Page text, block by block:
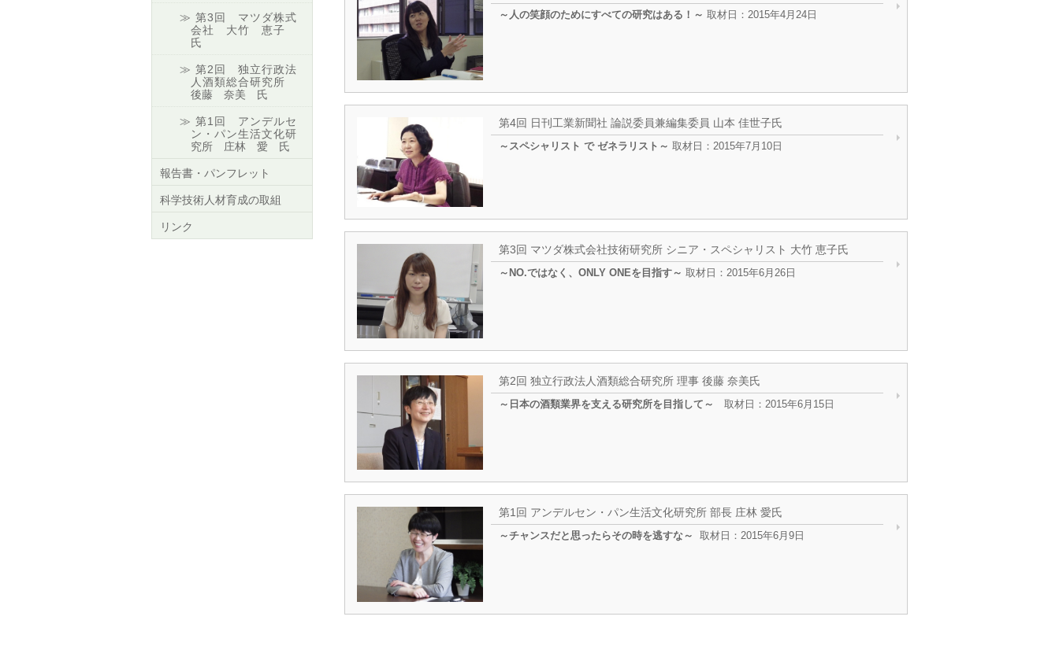
～人の笑顔のためにすべての研究はある！～取材日：2015年4月24日
第4回 日刊工業新聞社 論説委員兼編集委員 山本 佳世子氏
～スペシャリスト で ゼネラリスト～ 取材日：2015年7月10日
第3回 マツダ株式会社技術研究所 シニア・スペシャリスト 大竹 恵子氏
～NO.ではなく、ONLY ONEを目指す～ 取材日：2015年6月26日
第2回 独立行政法人酒類総合研究所 理事 後藤 奈美氏
～日本の酒類業界を支える研究所を目指して～ 取材日：2015年6月15日
第1回 アンデルセン・パン生活文化研究所 部長 庄林 愛氏
～チャンスだと思ったらその時を逃すな～ 取材日：2015年6月9日
第3回 マツダ株式
会社 大竹 恵子
氏
第2回 独立行政法
人酒類総合研究所
後藤 奈美 氏
第1回 アンデルセ
ン・パン生活文化研
究所 庄林 愛 氏
報告書・パンフレット
科学技術人材育成の取組
リンク